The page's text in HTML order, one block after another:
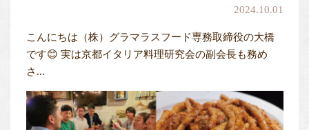
2024.10.01
こんにちは（株）グラマラスフード専務取締役の大橋
です😊 実は京都イタリア料理研究会の副会長も務め
さ...